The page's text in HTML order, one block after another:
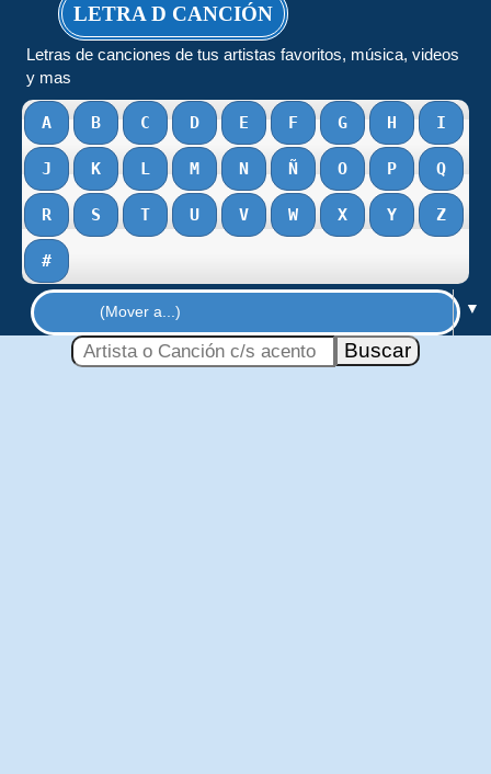
LETRA D CANCIÓN
Letras de canciones de tus artistas favoritos, música, videos
y mas
A B C D E F G H I
J K L M N Ñ O P Q
R S T U V W X Y Z
#
▼